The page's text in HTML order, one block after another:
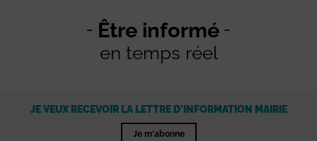
Être informé
en temps réel
JE VEUX RECEVOIR LA LETTRE D'INFORMATION MAIRIE
Je m'abonne